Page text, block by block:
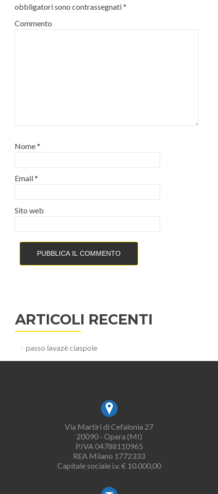
obbligatori sono contrassegnati*
Commento
Nome*
Email*
Sito web
ARTICOLI RECENTI
passo lavazè ciaspole
Via Martiri di Cefalonia 27
20090 - Opera (MI)
P.IVA 04788110965
REA Milano 1772333
Capitale sociale i.v. € 10.000,00